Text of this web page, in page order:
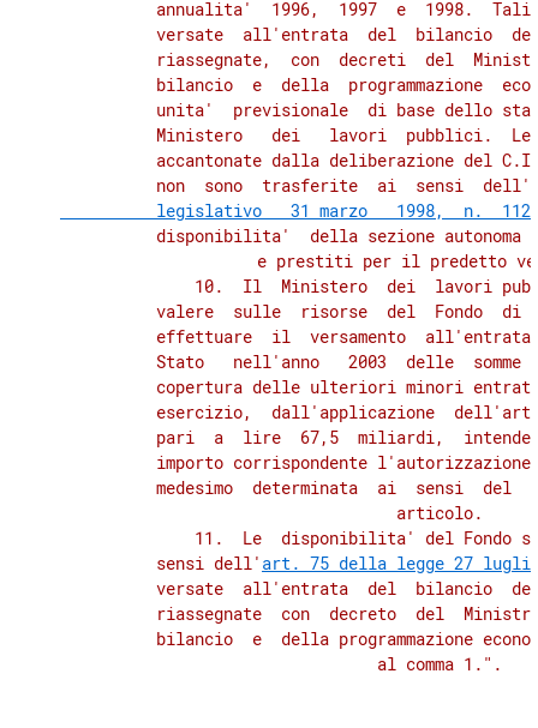
annualita'  1996,  1997  e  1998.
versate  all'entrata  del  bilancio
riassegnate,  con  decreti  del
bilancio  e  della  programmazione
unita'  previsionale  di base dello
Ministero   dei   lavori  pubblici.
accantonate dalla deliberazione del
          non  sono  trasferite  ai  sensi  dell'
          legislativo   31 marzo   1998,  n.  112
disponibilita'  della sezione autonoma
e prestiti per il predetto
10.  Il  Ministero  dei  lavori
valere  sulle  risorse  del  Fondo  di
effettuare  il  versamento
Stato   nell'anno   2003  delle  somme
copertura delle ulteriori minori
esercizio,  dall'applicazione
pari  a  lire  67,5  miliardi,
importo corrispondente
medesimo  determinata  ai  sensi  del
          articolo.
11.  Le  disponibilita' del Fondo
          sensi dell'
art. 75 della legge 27
versate  all'entrata  del  bilancio
riassegnate  con  decreto  del
bilancio  e  della programmazione